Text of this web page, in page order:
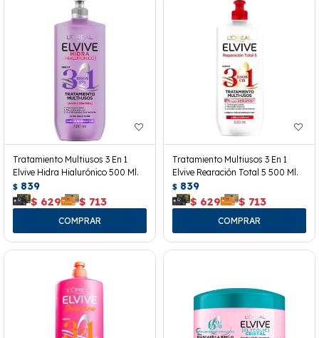
Tratamiento Multiusos 3 En 1
Elvive Hidra Hialurónico 500 Ml.
$ 839
$ 629 $ 713
Tratamiento Multiusos 3 En 1
Elvive Rearación Total 5 500 Ml.
$ 839
$ 629 $ 713